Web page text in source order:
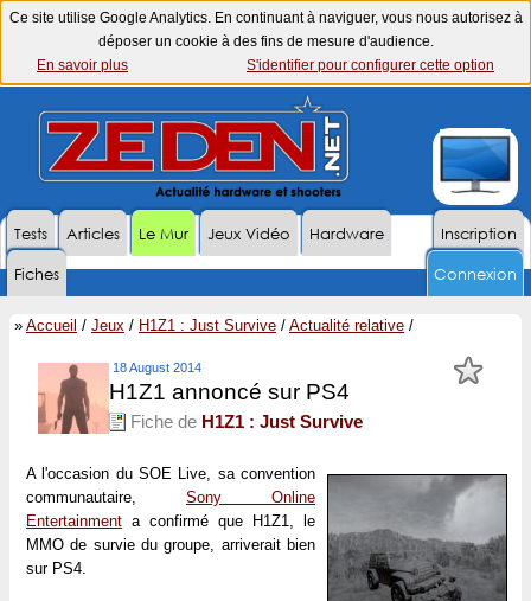
Ce site utilise Google Analytics. En continuant à naviguer, vous nous autorisez à
déposer un cookie à des fins de mesure d'audience.
En savoir plus
S'identifier pour configurer cette option
Inscription
Tests Articles Le Mur Jeux Vidéo
Hardware
Fiches
Connexion
» Accueil / Jeux / H1Z1 : Just Survive / Actualité relative /
18 August 2014
H1Z1 annoncé sur PS4
Fiche de H1Z1 : Just Survive
A l'occasion du SOE Live, sa convention
communautaire, Sony Online
Entertainment a confirmé que H1Z1, le
MMO de survie du groupe, arriverait bien
sur PS4.